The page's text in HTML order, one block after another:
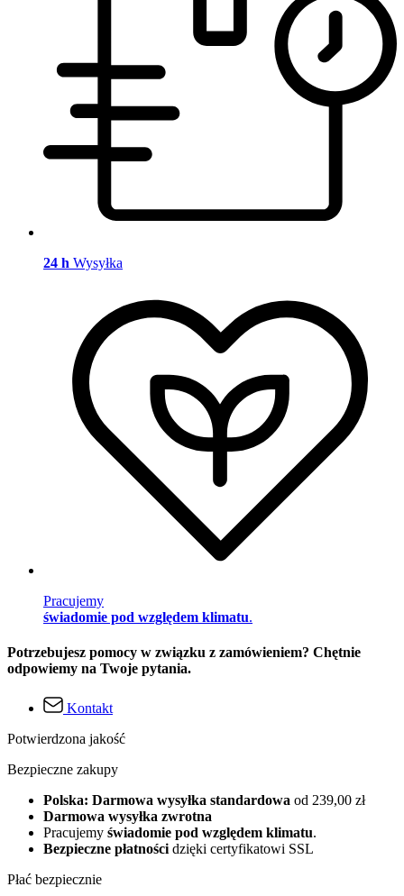
24 h Wysyłka
Pracujemy
świadomie pod względem klimatu.
Potrzebujesz pomocy w związku z zamówieniem? Chętnie
odpowiemy na Twoje pytania.
Kontakt
Potwierdzona jakość
Bezpieczne zakupy
Polska: Darmowa wysyłka standardowa od 239,00 zł
Darmowa wysyłka zwrotna
Pracujemy świadomie pod względem klimatu.
Bezpieczne płatności dzięki certyfikatowi SSL
Płać bezpiecznie